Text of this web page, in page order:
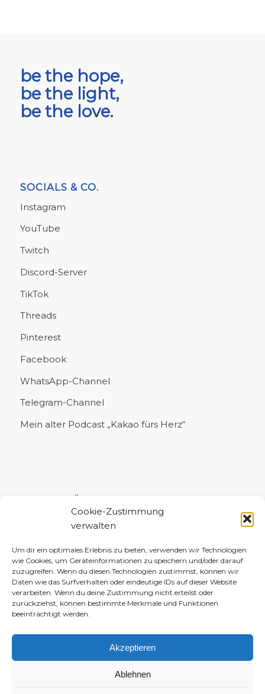
Cookie-Zustimmung
verwalten
Um dir ein optimales Erlebnis zu bieten, verwenden wir Technologien
wie Cookies, um Geräteinformationen zu speichern und/oder darauf
zuzugreifen. Wenn du diesen Technologien zustimmst, können wir
Daten wie das Surfverhalten oder eindeutige IDs auf dieser Website
verarbeiten. Wenn du deine Zustimmung nicht erteilst oder
zurückziehst, können bestimmte Merkmale und Funktionen
beeinträchtigt werden.
Akzeptieren
Ablehnen
be the hope,
be the light,
be the love.
SOCIALS & CO.
Instagram
YouTube
Twitch
Discord-Server
TikTok
Threads
Pinterest
Facebook
WhatsApp-Channel
Telegram-Channel
Mein alter Podcast „Kakao fürs Herz“